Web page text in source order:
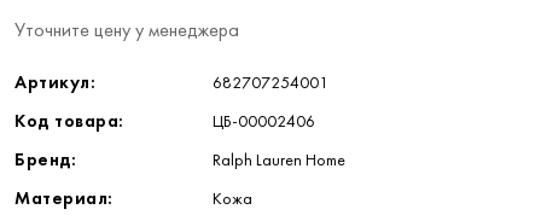
Уточните цену у менеджера
Артикул: 682707254001
Код товара: ЦБ-00002406
Бренд: Ralph Lauren Home
Материал: Кожа